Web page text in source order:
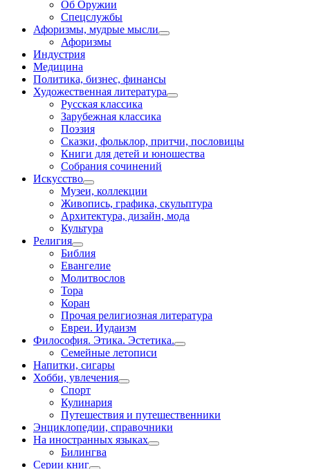
Об Оружии
Спецслужбы
Афоризмы, мудрые мысли
Афоризмы
Индустрия
Медицина
Политика, бизнес, финансы
Художественная литература
Русская классика
Зарубежная классика
Поэзия
Сказки, фольклор, притчи, пословицы
Книги для детей и юношества
Собрания сочинений
Искусство
Музеи, коллекции
Живопись, графика, скульптура
Архитектура, дизайн, мода
Культура
Религия
Библия
Евангелие
Молитвослов
Тора
Коран
Прочая религиозная литература
Евреи. Иудаизм
Философия. Этика. Эстетика.
Семейные летописи
Напитки, сигары
Хобби, увлечения
Спорт
Кулинария
Путешествия и путешественники
Энциклопедии, справочники
На иностранных языках
Билингва
Серии книг